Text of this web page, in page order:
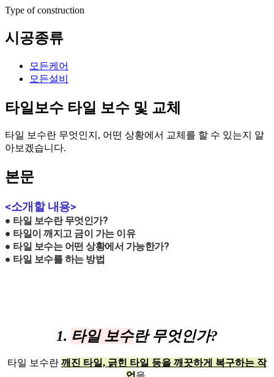
Type of construction
시공종류
모든케어
모든설비
타일보수 타일 보수 및 교체
타일 보수란 무엇인지, 어떤 상황에서 교체를 할 수 있는지 알
아보겠습니다.
본문
<소개할 내용>
● 타일 보수란 무엇인가?
● 타일이 깨지고 금이 가는 이유
● 타일 보수는 어떤 상황에서 가능한가?
● 타일 보수를 하는 방법
1. 타일 보수란 무엇인가?
​타일 보수란 깨진 타일, 긁힌 타일 등을 깨끗하게 복구하는 작